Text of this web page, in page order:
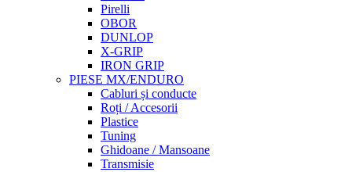
Pirelli
OBOR
DUNLOP
X-GRIP
IRON GRIP
PIESE MX/ENDURO
Cabluri și conducte
Roți / Accesorii
Plastice
Tuning
Ghidoane / Mansoane
Transmisie